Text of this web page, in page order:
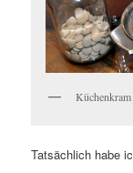
Tatsächlich habe